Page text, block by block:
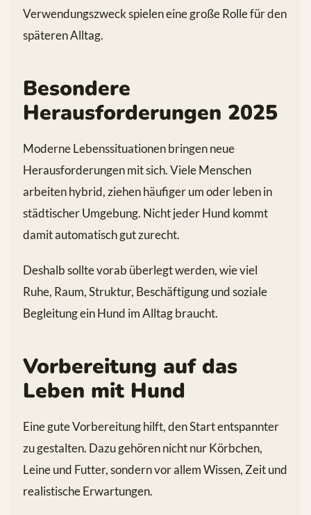
Verwendungszweck spielen eine große Rolle für den
späteren Alltag.
Besondere
Herausforderungen 2025
Moderne Lebenssituationen bringen neue
Herausforderungen mit sich. Viele Menschen
arbeiten hybrid, ziehen häufiger um oder leben in
städtischer Umgebung. Nicht jeder Hund kommt
damit automatisch gut zurecht.
Deshalb sollte vorab überlegt werden, wie viel
Ruhe, Raum, Struktur, Beschäftigung und soziale
Begleitung ein Hund im Alltag braucht.
Vorbereitung auf das
Leben mit Hund
Eine gute Vorbereitung hilft, den Start entspannter
zu gestalten. Dazu gehören nicht nur Körbchen,
Leine und Futter, sondern vor allem Wissen, Zeit und
realistische Erwartungen.